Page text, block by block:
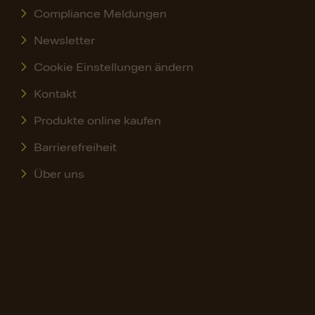
Compliance Meldungen
Newsletter
Cookie Einstellungen ändern
Kontakt
Produkte online kaufen
Barrierefreiheit
Über uns